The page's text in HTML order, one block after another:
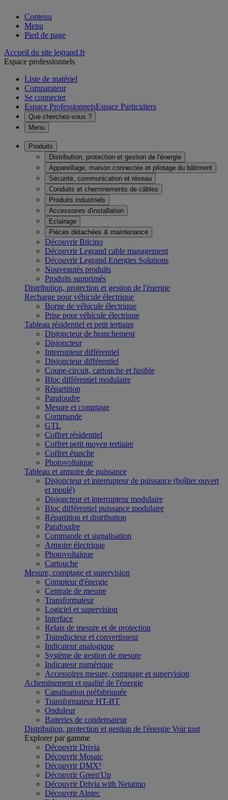
Contenu
Menu
Pied de page
Accueil du site legrand.fr
Espace professionnels
Liste de matériel
Comparateur
Se connecter
Espace ProfessionnelsEspace Particuliers
Que cherchez-vous ?
Menu
Produits
Distribution, protection et gestion de l'énergie
Appareillage, maison connectée et pilotage du bâtiment
Sécurité, communication et réseau
Conduits et cheminements de câbles
Produits industriels
Accessoires d'installation
Eclairage
Pièces détachées & maintenance
Découvrir Bticino
Découvrir Legrand cable management
Découvrir Legrand Energies Solutions
Nouveautés produits
Produits supprimés
Distribution, protection et gestion de l'énergie
Recharge pour véhicule électrique
Borne de véhicule électrique
Prise pour véhicule électrique
Tableau résidentiel et petit tertiaire
Disjoncteur de branchement
Disjoncteur
Interrupteur différentiel
Disjoncteur différentiel
Coupe-circuit, cartouche et fusible
Bloc différentiel modulaire
Répartition
Parafoudre
Mesure et comptage
Commande
GTL
Coffret résidentiel
Coffret petit moyen tertiaire
Coffret étanche
Photovoltaïque
Tableau et armoire de puissance
Disjoncteur et interrupteur de puissance (boîtier ouvert
et moulé)
Disjoncteur et interrupteur modulaire
Bloc différentiel puissance modulaire
Répartition et distribution
Parafoudre
Commande et signalisation
Armoire électrique
Photovoltaïque
Cartouche
Mesure, comptage et supervision
Compteur d'énergie
Centrale de mesure
Transformateur
Logiciel et supervision
Interface
Relais de mesure et de protection
Transducteur et convertisseur
Indicateur analogique
Système de gestion de mesure
Indicateur numérique
Accessoires mesure, comptage et supervision
Acheminement et qualité de l'énergie
Canalisation préfabriquée
Transformateur HT-BT
Onduleur
Batteries de condensateur
Distribution, protection et gestion de l'énergie Voir tout
Explorer par gamme
Découvrir Drivia
Découvrir Mosaic
Découvrir DMX³
Découvrir Green'Up
Découvrir Drivia with Netatmo
Découvrir Alptec